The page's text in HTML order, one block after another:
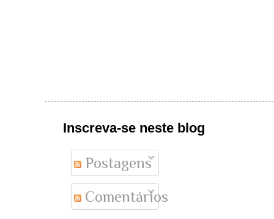
Inscreva-se neste blog
Postagens
Comentários